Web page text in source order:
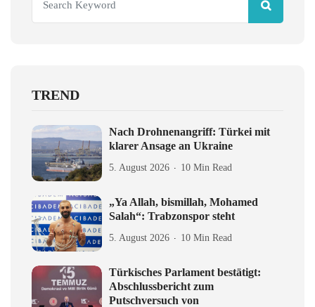
TREND
Nach Drohnenangriff: Türkei mit
klarer Ansage an Ukraine
5. August 2026 10 Min Read
„Ya Allah, bismillah, Mohamed
Salah“: Trabzonspor steht
5. August 2026 10 Min Read
Türkisches Parlament bestätigt:
Abschlussbericht zum
Putschversuch von